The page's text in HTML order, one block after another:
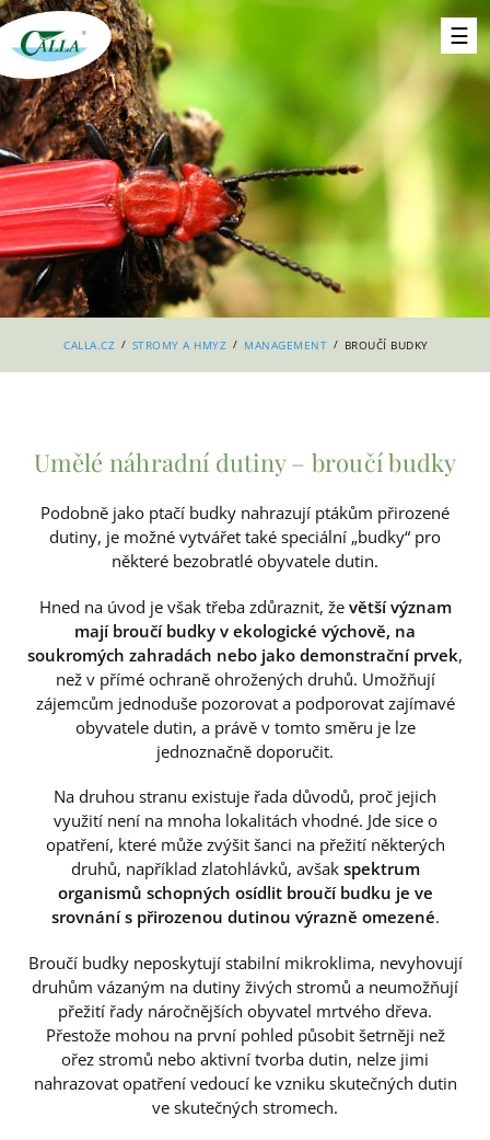
CALLA.CZ / STROMY A HMYZ / MANAGEMENT / BROUČÍ BUDKY
Umělé náhradní dutiny – broučí budky
Podobně jako ptačí budky nahrazují ptákům přirozené
dutiny, je možné vytvářet také speciální „budky“ pro
některé bezobratlé obyvatele dutin.
Hned na úvod je však třeba zdůraznit, že větší význam
mají broučí budky v ekologické výchově, na
soukromých zahradách nebo jako demonstrační prvek,
než v přímé ochraně ohrožených druhů. Umožňují
zájemcům jednoduše pozorovat a podporovat zajímavé
obyvatele dutin, a právě v tomto směru je lze
jednoznačně doporučit.
Na druhou stranu existuje řada důvodů, proč jejich
využití není na mnoha lokalitách vhodné. Jde sice o
opatření, které může zvýšit šanci na přežití některých
druhů, například zlatohlávků, avšak spektrum
organismů schopných osídlit broučí budku je ve
srovnání s přirozenou dutinou výrazně omezené.
Broučí budky neposkytují stabilní mikroklima, nevyhovují
druhům vázaným na dutiny živých stromů a neumožňují
přežití řady náročnějších obyvatel mrtvého dřeva.
Přestože mohou na první pohled působit šetrněji než
ořez stromů nebo aktivní tvorba dutin, nelze jimi
nahrazovat opatření vedoucí ke vzniku skutečných dutin
ve skutečných stromech.